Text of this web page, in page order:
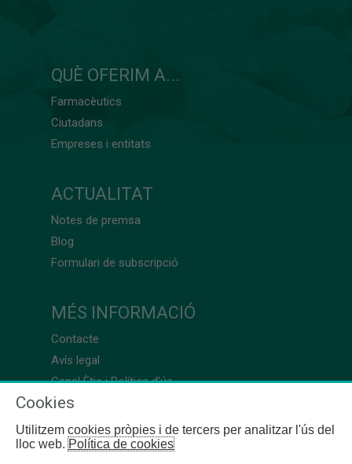
QUÈ OFERIM A...
Farmacèutics
Ciutadans
Empreses i entitats
ACTUALITAT
Notes de premsa
Blog
Formulari de subscripció
MÉS INFORMACIÓ
Contacte
Avís legal
Canal Ètic i Política d’ús
Cookies
Utilitzem cookies pròpies i de tercers per analitzar l'ús del
lloc web.Política de cookies